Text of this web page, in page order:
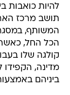
להיות כואבות
תושב מרכז
המשותף,
הכל החל, כאשר
קולגה שלו
מדינה,
ביניהם